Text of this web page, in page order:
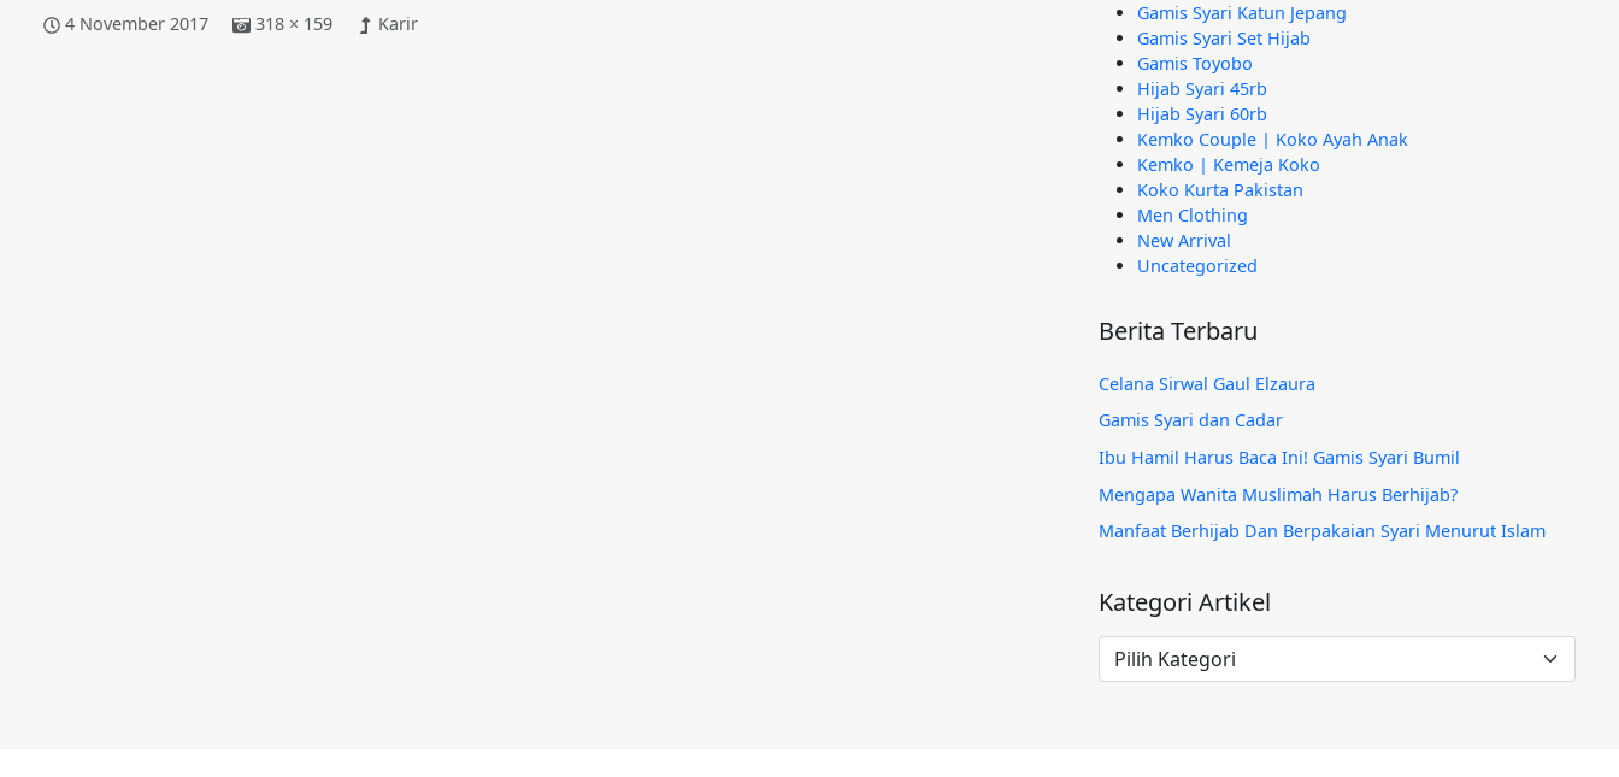
4 November 2017 318 × 159 Karir
Gamis Syari Katun Jepang
Gamis Syari Set Hijab
Gamis Toyobo
Hijab Syari 45rb
Hijab Syari 60rb
Kemko Couple | Koko Ayah Anak
Kemko | Kemeja Koko
Koko Kurta Pakistan
Men Clothing
New Arrival
Uncategorized
Berita Terbaru
Celana Sirwal Gaul Elzaura
Gamis Syari dan Cadar
Ibu Hamil Harus Baca Ini! Gamis Syari Bumil
Mengapa Wanita Muslimah Harus Berhijab?
Manfaat Berhijab Dan Berpakaian Syari Menurut Islam
Kategori Artikel
Kategori
Artikel